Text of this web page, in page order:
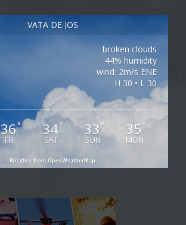
VATA DE JOS
broken clouds
44% humidity
wind: 2m/s ENE
H 30 • L 30
36°
FRI
34°
SAT
33 °
SUN
35 °
MON
Weather from OpenWeatherMap